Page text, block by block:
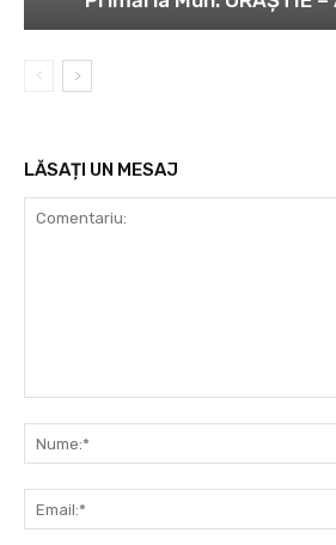
LĂSAȚI UN MESAJ